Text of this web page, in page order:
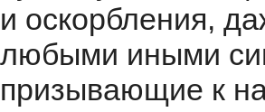
и оскорбления,
любыми иными
призывающие к